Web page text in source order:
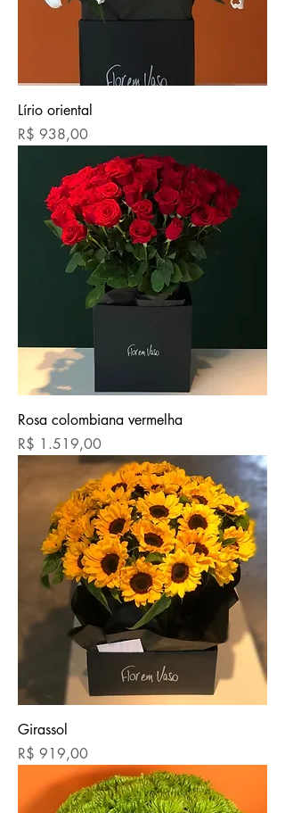
Lírio oriental
Preço
R$ 938,00
Rosa colombiana vermelha
Preço
R$ 1.519,00
Girassol
Preço
R$ 919,00